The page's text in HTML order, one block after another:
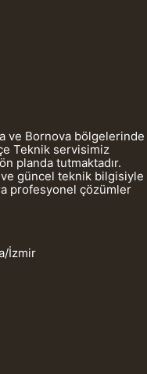
ve Bornova bölgelerinde
Teknik servisimiz
planda tutmaktadır.
güncel teknik bilgisiyle
profesyonel çözümler
İzmir